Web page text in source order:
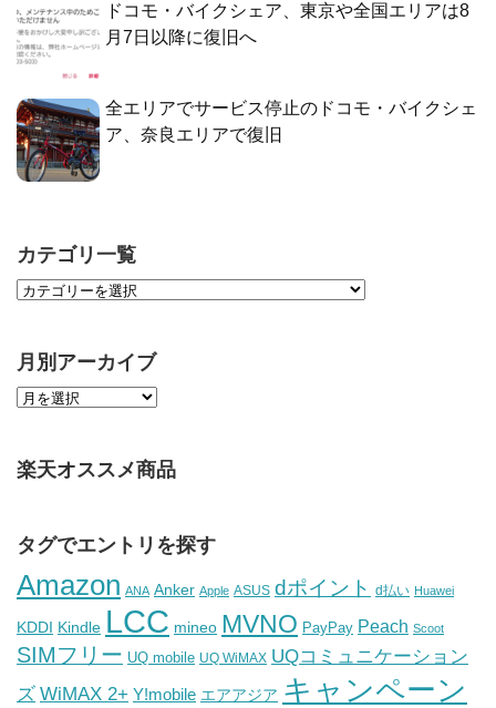
ドコモ・バイクシェア、東京や全国エリアは8
月7日以降に復旧へ
全エリアでサービス停止のドコモ・バイクシェ
ア、奈良エリアで復旧
カテゴリ一覧
月別アーカイブ
楽天オススメ商品
タグでエントリを探す
Amazon ANA Anker Apple ASUS dポイント d払い Huawei
KDDI Kindle LCC mineo MVNO PayPay Peach Scoot
SIMフリー UQ mobile UQ WiMAX UQコミュニケーション
ズ WiMAX 2+ Y!mobile エアアジア キャンペーン